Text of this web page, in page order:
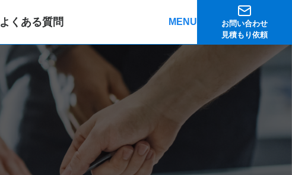
よくある質問 MENU
お問い合わせ
見積もり依頼